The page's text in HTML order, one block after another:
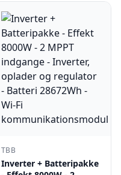
TBB
Inverter + Batteripakke